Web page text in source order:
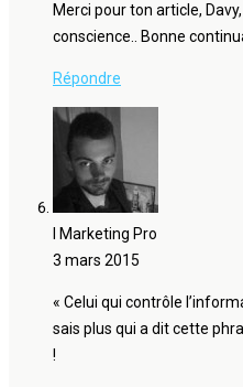
Merci pour ton article,
conscience.. Bonne
Répondre
I Marketing Pro
3 mars 2015
« Celui qui contrôle
sais plus qui a dit cette
!